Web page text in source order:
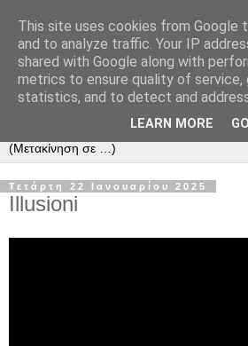
Τετάρτη 22 Ιανουαρίου 2025
Illusioni
This site uses cookies from Google
and to analyze traffic. Your IP
shared with Google along with
metrics to ensure quality of service,
statistics, and to detect and
LEARN MORE